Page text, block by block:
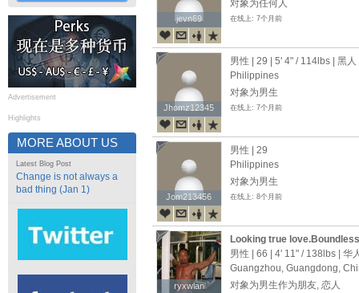
Advertisement
Highlights
MORE ABOUT US
Latest Blog Post
Change is not always a
bad thing (Jan 1)
jevn69
jevn69
对象为任何人
在线上: 7个月前
Jhomz12345
Jhomz12345
男性 | 29 | 5' 4" / 114lbs | 黑人
Philippines
对象为男生
在线上: 7个月前
Jom213456
Jom213456
男性 | 29
Philippines
对象为男生
在线上: 8个月前
ryxwlan
ryxwlan
Looking true
you at?
男性 | 66 | 4' 11" / 138lbs | 华
Guangzhou, Guangdong,
对象为男生作为朋友, 恋人